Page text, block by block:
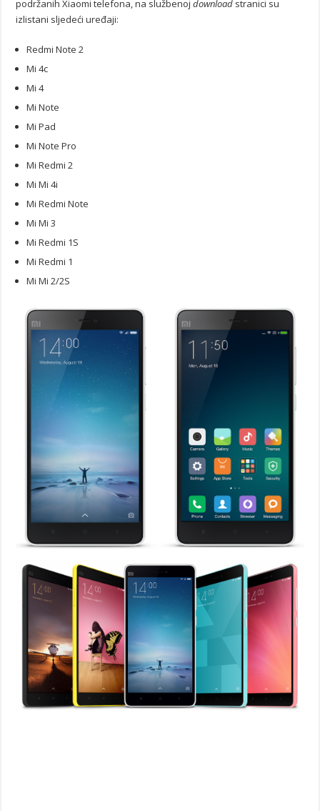
podržanih Xiaomi telefona, na službenojdownload stranici su
izlistani sljedeći uređaji:
Redmi Note 2
Mi 4c
Mi 4
Mi Note
Mi Pad
Mi Note Pro
Mi Redmi 2
Mi Mi 4i
Mi Redmi Note
Mi Mi 3
Mi Redmi 1S
Mi Redmi 1
Mi Mi 2/2S